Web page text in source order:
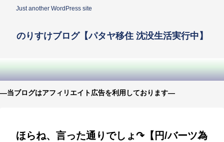
Just another WordPress site
のりすけブログ【パタヤ移住 沈没生活実行中】
—当ブログはアフィリエイト広告を利用しております—
ほらね、言った通りでしょ↷【円/バーツ為